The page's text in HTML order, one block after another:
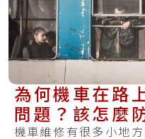
為何機車在路
問題？該怎麼
路？
機車維修有很多小地